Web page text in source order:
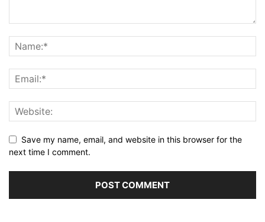
Save my name, email, and website in this browser for the
next time I comment.